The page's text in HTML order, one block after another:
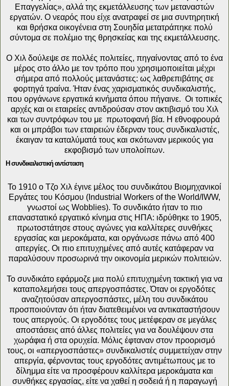
Επαγγελίας», αλλά της εκμετάλλευσης των μεταναστών
εργατών. Ο νεαρός που είχε ανατραφεί σε μια συντηρητική
και θρήσκα οικογένεια στη Σουηδία μετατράπηκε πολύ
σύντομα σε πολέμιο της θρησκείας και της εκμετάλλευσης.
Ο Χιλ δούλεψε σε πολλές πολιτείες, πηγαίνοντας από το ένα
μέρος στο άλλο με τον τρόπο που χρησιμοποιείται μέχρι
σήμερα από πολλούς μετανάστες: ως λαθρεπιβάτης σε
φορτηγά τραίνα. Ήταν ένας χαρισματικός συνδικαλιστής,
που οργάνωνε εργατικά κινήματα όπου πήγαινε. Οι τοπικές
αρχές και οι εταιρείες αντιδρούσαν στον ακτιβισμό του Χιλ
και των συντρόφων του με πρωτοφανή βία. Η εθνοφρουρά
και οι μπράβοι των εταιρειών έδερναν τους συνδικαλιστές,
έκαιγαν τα καταλύματά τους και σκότωναν μερικούς για
εκφοβισμό των υπολοίπων.
Η συνδικαλιστική αντίσταση
Το 1910 ο Τζο Χιλ έγινε μέλος του συνδικάτου Βιομηχανικοί
Εργάτες του Κόσμου (Industrial Workers of the World/IWW,
γνωστοί ως Wobblies). Το συνδικάτο ήταν το πιο
επαναστατικό εργατικό κίνημα στις ΗΠΑ: ιδρύθηκε το 1905,
πρωτοστάτησε στους αγώνες για καλλίτερες συνθήκες
εργασίας και μεροκάματα, και οργάνωσε πάνω από 400
απεργίες. Οι πιο επιτυχημένες από αυτές κατάφεραν να
παραλύσουν προσωρινά την οικονομία μερικών πολιτειών.
Το συνδικάτο εφάρμοζε μια πολύ επιτυχημένη τακτική για να
καταπολεμήσει τους απεργοσπάστες. Όταν οι εργοδότες
αναζητούσαν απεργοσπάστες, μέλη του συνδικάτου
προσποιούνταν ότι ήταν διατεθειμένοι να αντικαταστήσουν
τους απεργούς. Οι εργοδότες τους μετέφεραν σε μεγάλες
αποστάσεις από άλλες πολιτείες για να δουλέψουν στα
χωράφια ή στα ορυχεία. Μόλις έφταναν στον προορισμό
τους, οι «απεργοσπάστες» συνδικαλιστές συμμετείχαν στην
απεργία, φέρνοντας τους εργοδότες αντιμέτωπους με το
δίλημμα είτε να προσφέρουν καλλίτερα μεροκάματα και
συνθήκες εργασίας, είτε να χαθεί η σοδειά ή η παραγωγή